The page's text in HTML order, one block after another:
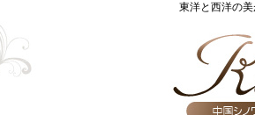
東洋と西洋の